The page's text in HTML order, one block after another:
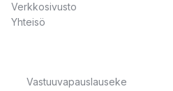
Verkkosivusto
Yhteisö
Vastuuvapauslauseke